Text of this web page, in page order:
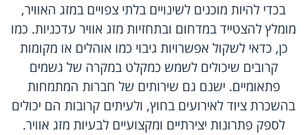
בכדי להיות מוכנים לשינויים בלתי צפויים במזג האוויר,
מומלץ להצטייד במדחום ובתחזיות מזג אוויר עדכניות. כמו
כן, כדאי לשקול אפשרויות גיבוי כמו אוהלים או מקומות
קרובים שיכולים לשמש כמקלט במקרה של גשמים
פתאומיים. ישנם גם שירותים של חברות המתמחות
בהשכרת ציוד לאירועים בחוץ, ולעיתים קרובות הם יכולים
לספק פתרונות יצירתיים ומקצועיים לבעיות מזג אוויר.